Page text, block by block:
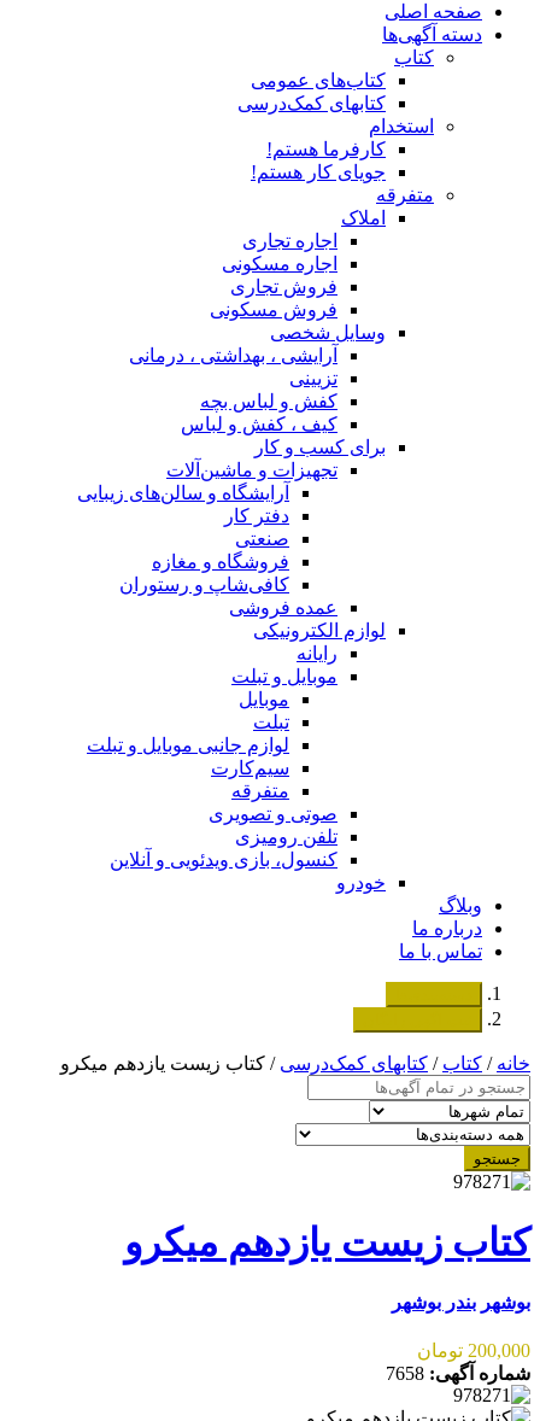
صفحه اصلی
دسته آگهی‌ها
کتاب
کتاب‌های عمومی
کتابهای کمک‌درسی
استخدام
کارفرما هستم!
جویای کار هستم!
متفرقه
املاک
اجاره تجاری
اجاره مسکونی
فروش تجاری
فروش مسکونی
وسایل شخصی
آرایشی ، بهداشتی ، درمانی
تزیینی
کفش و لباس بچه
کیف ، کفش و لباس
برای کسب و کار
تجهیزات و ماشین‌آلات
آرایشگاه و سالن‌های زیبایی
دفتر کار
صنعتی
فروشگاه و مغازه
کافی‌شاپ و رستوران
عمده فروشی
لوازم الکترونیکی
رایانه
موبایل و تبلت
موبایل
تبلت
لوازم جانبی موبایل و تبلت
سیم‌کارت
متفرقه
صوتی و تصویری
تلفن رومیزی
کنسول، بازی‌ ویدئویی و آنلاین
خودرو
وبلاگ
درباره ما
تماس با ما
خانه/ کتاب/ کتابهای کمک‌درسی / کتاب زیست یازدهم میکرو
جستجو
کتاب زیست یازدهم میکرو
بوشهر بندر بوشهر
200,000 تومان
شماره آگهی: 7658